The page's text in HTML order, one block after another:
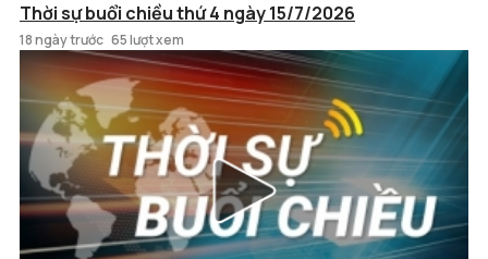
Thời sự buổi chiều thứ 4 ngày 15/7/2026
18 ngày trước 65 lượt xem